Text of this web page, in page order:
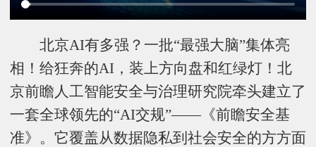
北京AI有多强？一批“最强大脑”集体亮
相！给狂奔的AI，装上方向盘和红绿灯！北
京前瞻人工智能安全与治理研究院牵头建立了
一套全球领先的“AI交规”——《前瞻安全基
准》。它覆盖从数据隐私到社会安全的方方面